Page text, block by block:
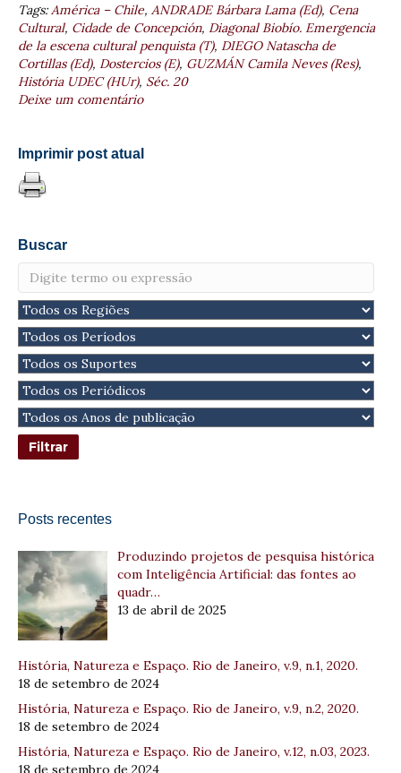
Tags:América – Chile, ANDRADE Bárbara Lama (Ed), Cena
Cultural, Cidade de Concepción, Diagonal Biobío. Emergencia
de la escena cultural penquista (T), DIEGO Natascha de
Cortillas (Ed), Dostercios (E), GUZMÁN Camila Neves (Res),
História UDEC (HUr), Séc. 20
Deixe um comentário
Imprimir post atual
Buscar
Posts recentes
Produzindo projetos de pesquisa histórica
com Inteligência Artificial: das fontes ao
quadr…
13 de abril de 2025
História, Natureza e Espaço. Rio de Janeiro, v.9, n.1, 2020.
18 de setembro de 2024
História, Natureza e Espaço. Rio de Janeiro, v.9, n.2, 2020.
18 de setembro de 2024
História, Natureza e Espaço. Rio de Janeiro, v.12, n.03, 2023.
18 de setembro de 2024